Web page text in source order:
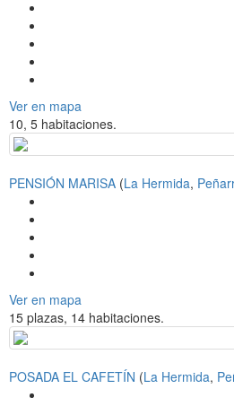
Ver en mapa
10, 5 habitaciones.
PENSIÓN MARISA (La Hermida,
Ver en mapa
15 plazas, 14 habitaciones.
POSADA EL CAFETÍN (La Hermida,